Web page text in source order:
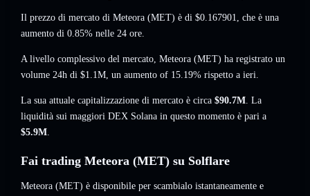
Il prezzo di mercato di Meteora (MET) è di $0.167901, che è una
aumento di 0.85% nelle 24 ore.
A livello complessivo del mercato, Meteora (MET) ha registrato un
volume 24h di $1.1M, un aumento of 15.19% rispetto a ieri.
La sua attuale capitalizzazione di mercato è circa $90.7M. La
liquidità sui maggiori DEX Solana in questo momento è pari a
$5.9M.
Fai trading Meteora (MET) su Solflare
Meteora (MET) è disponibile per scambialo istantaneamente e